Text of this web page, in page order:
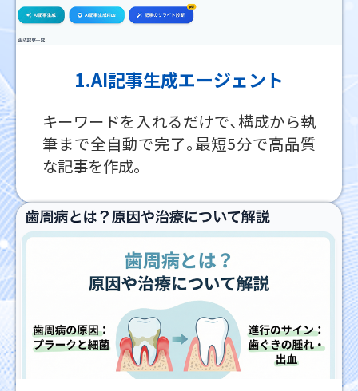
1.AI記事生成エージェント
キーワードを入れるだけで､構成から執
筆まで全自動で完了｡最短5分で高品質
な記事を作成｡